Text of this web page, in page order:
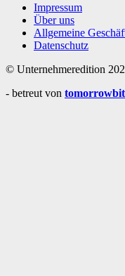
Impressum
Über uns
Allgemeine
Datenschutz
© Unternehmeredition
- betreut von